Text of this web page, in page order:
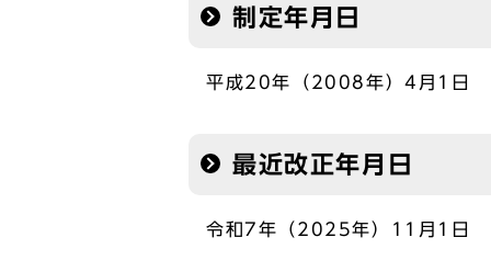
制定年月日
平成20年（2008年）4月1日
最近改正年月日
令和7年（2025年）11月1日